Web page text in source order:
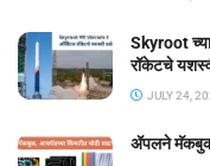
Skyroot च्या
रॉकेटचे
JULY 24,
ॲपलने मॅकबुक,